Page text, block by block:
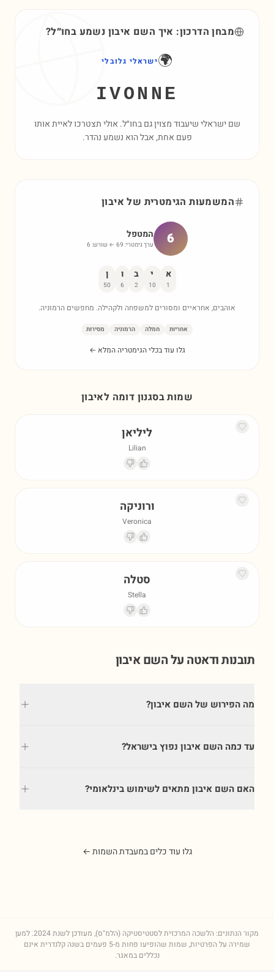
מבחן הדרכון: איך השם איבון נשמע בחו״ל?
🌍ישראלי גלובלי
IVONNE
שם ישראלי שיעבוד מצוין גם בחו״ל. אולי תצטרכו לאיית אותו
פעם אחת, אבל הוא נשמע נהדר.
המשמעות הגימטרית של איבון
6 המטפל
ערך גימטרי: 69 ← שורש: 6
א
1
י
10
ב
2
ו
6
ן
50
אוהבים, אחראיים ומסורים למשפחה ולקהילה. מחפשים הרמוניה.
אחריות חמלה הרמוניה מסירות
גלו עוד בכלי הגימטריה המלא ←
שמות בסגנון דומה לאיבון
ליליאן
Lilian
ורוניקה
Veronica
סטלה
Stella
תובנות ודאטה על השםאיבון
מה הפירוש של השם איבון?
עד כמה השם איבון נפוץ בישראל?
האם השם איבון מתאים לשימוש בינלאומי?
גלו עוד כלים במעבדת השמות ←
מקור הנתונים: הלשכה המרכזית לסטטיסטיקה (הלמ"ס), מעודכן לשנת2024. למען
שמירה על הפרטיות, שמות שהופיעו פחות מ-5 פעמים בשנה קלנדרית אינם
נכללים במאגר.